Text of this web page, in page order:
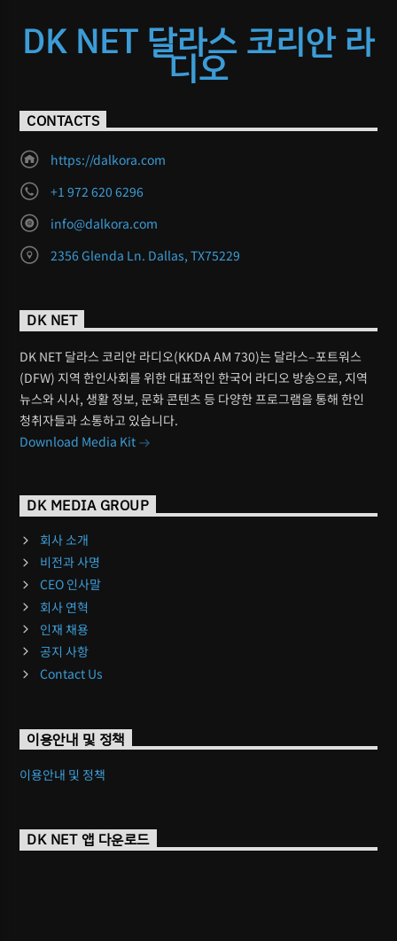
DK NET 달라스 코리안 라
디오
CONTACTS
https://dalkora.com
+1 972 620 6296
info@dalkora.com
2356 Glenda Ln. Dallas, TX75229
DK NET
DK NET 달라스 코리안 라디오(KKDA AM 730)는 달라스–포트워스
(DFW) 지역 한인사회를 위한 대표적인 한국어 라디오 방송으로, 지역
뉴스와 시사, 생활 정보, 문화 콘텐츠 등 다양한 프로그램을 통해 한인
청취자들과 소통하고 있습니다.
Download Media Kit
DK MEDIA GROUP
회사 소개
비전과 사명
CEO 인사말
회사 연혁
인재 채용
공지 사항
Contact Us
이용안내 및 정책
이용안내 및 정책
DK NET 앱 다운로드